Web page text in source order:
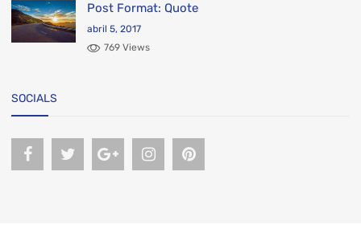
Post Format: Quote
abril 5, 2017
769 Views
SOCIALS